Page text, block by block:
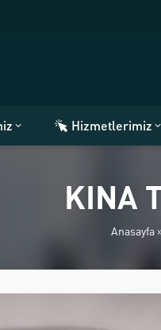
Hizmetlerimiz
KINA
Anasayfa